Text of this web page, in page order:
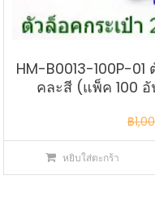
HM-B0013-100P-
คละสี (แพ็ค 100
฿
หยิบใส่ตะกร้า